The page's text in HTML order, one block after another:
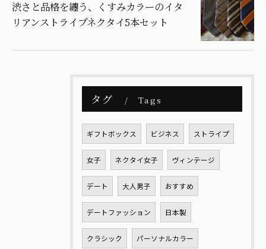
渋さと品格を纏う、くすみカラーのイタ
リアンストライプネクタイ5本セット
タグ Tags
ギフトボックス ビジネス ストライプ
女子 ネクタイ女子 ヴィンテージ
デート 大人男子 おすすめ
デートファッション 日本製
クラシック パーソナルカラー